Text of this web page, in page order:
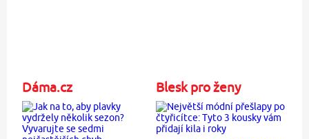
Dáma.cz Blesk pro ženy